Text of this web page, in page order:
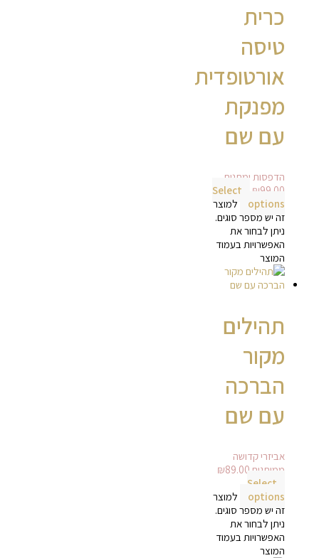
כרית
טיסה
אורטופדית
מפנקת
עם שם
הדפסות ומתנות
₪99.00
Select
options
למוצר
זה יש מספר סוגים.
ניתן לבחור את
האפשרויות בעמוד
המוצר
תהילים
מקור
הברכה
עם שם
אביזרי קדושה
ממותגים
₪89.00
Select
options
למוצר
זה יש מספר סוגים.
ניתן לבחור את
האפשרויות בעמוד
המוצר